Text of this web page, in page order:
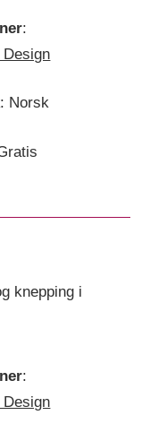
:
Design
: Norsk
knepping i
:
Design